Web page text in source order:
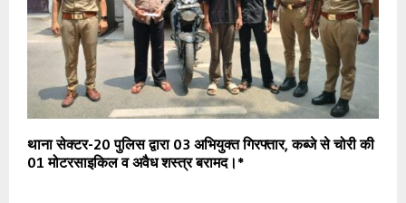
थाना सेक्टर-20 पुलिस द्वारा 03 अभियुक्त गिरफ्तार, कब्जे से चोरी की
01 मोटरसाइकिल व अवैध शस्त्र बरामद।*